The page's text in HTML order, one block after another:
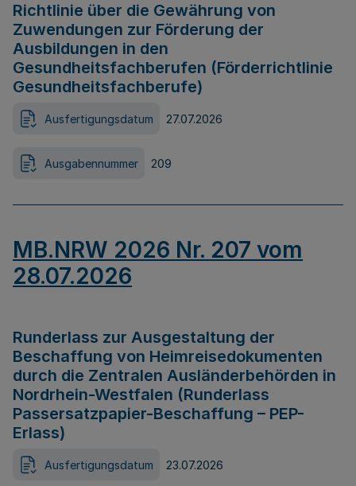
Richtlinie über die Gewährung von
Zuwendungen zur Förderung der
Ausbildungen in den
Gesundheitsfachberufen (Förderrichtlinie
Gesundheitsfachberufe)
Ausfertigungsdatum 27.07.2026
Ausgabennummer 209
MB.NRW 2026 Nr. 207 vom
28.07.2026
Runderlass zur Ausgestaltung der
Beschaffung von Heimreisedokumenten
durch die Zentralen Ausländerbehörden in
Nordrhein-Westfalen (Runderlass
Passersatzpapier-Beschaffung – PEP-
Erlass)
Ausfertigungsdatum 23.07.2026